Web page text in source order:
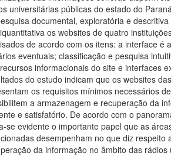
universitárias públicas do estado do
documental, exploratória e
os websites de quatro
de acordo com os itens: a interface é
eventuais; classificação e pesquisa
informacionais do site e interfaces
do estudo indicam que os websites
os requisitos mínimos necessários
a armazenagem e recuperação da
e satisfatório. De acordo com o
se evidente o importante papel que as
desempenham no que diz respeito
da informação no âmbito das rádios